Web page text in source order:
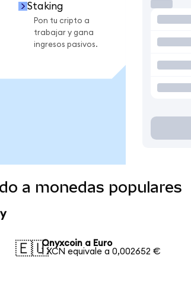
Staking
Pon tu cripto a
trabajar y gana
ingresos pasivos.
a monedas populares
🇪🇺Onyxcoin a Euro
1 XCN equivale a 0,002652 €